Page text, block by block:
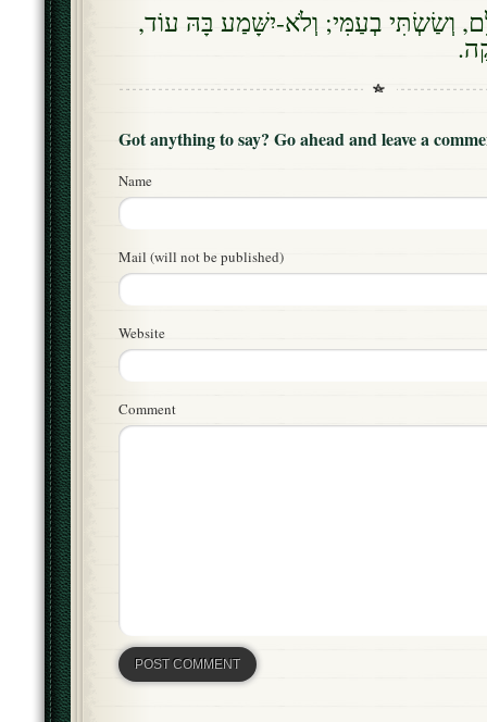
וְשַׂשְׂתִּי בְעַמִּי; וְלֹא-יִשָּׁמַע בָּהּ עוֹד,
Got anything to say? Go ahead and leave a
Name
Mail (will not be published)
Website
Comment